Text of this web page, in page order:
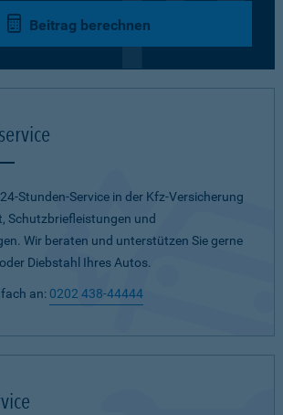
Beitrag berechnen
Stunden-Service in der Kfz-Versicherung
Schutzbriefleistungen und
Wir beraten und unterstützen Sie gerne
Diebstahl Ihres Autos.
an: 0202 438-44444